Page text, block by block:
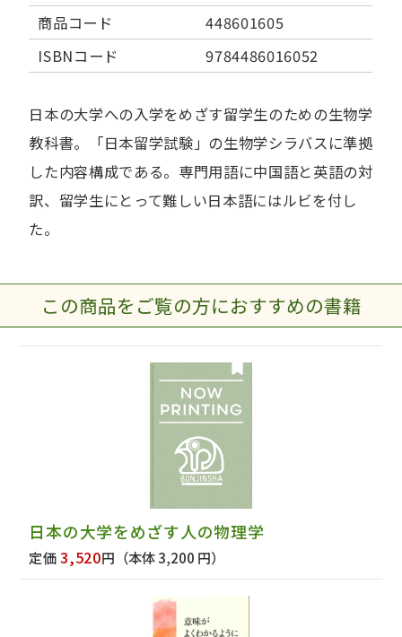
商品コード
448601605
ISBNコード
9784486016052
日本の大学への入学をめざす留学生のための生物学
教科書。「日本留学試験」の生物学シラバスに準拠
した内容構成である。専門用語に中国語と英語の対
訳、留学生にとって難しい日本語にはルビを付し
た。
この商品をご覧の方におすすめの書籍
日本の大学をめざす人の物理学
定価3,520円 （本体 3,200 円）